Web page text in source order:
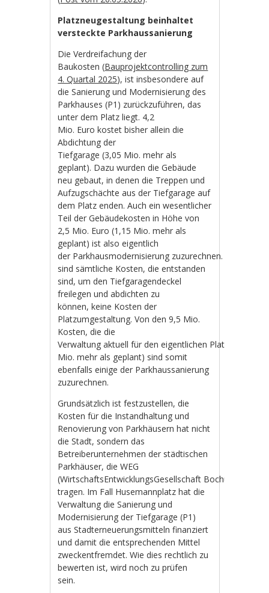
Platzneugestaltung beinhaltet
versteckte Parkhaussanierung
Die Verdreifachung der
Baukosten (Bauprojektcontrolling zum
4. Quartal 2025), ist insbesondere auf
die Sanierung und Modernisierung des
Parkhauses (P1) zurückzuführen, das
unter dem Platz liegt. 4,2
Mio. Euro kostet bisher allein die
Abdichtung der
Tiefgarage (3,05 Mio. mehr als
geplant). Dazu wurden die Gebäude
neu gebaut, in denen die Treppen und
Aufzugschächte aus der Tiefgarage auf
dem Platz enden. Auch ein wesentlicher
Teil der Gebäudekosten in Höhe von
2,5 Mio. Euro (1,15 Mio. mehr als
geplant) ist also eigentlich
der Parkhausmodernisierung zuzurechnen. Ebenso
sind sämtliche Kosten, die entstanden
sind, um den Tiefgaragendeckel
freilegen und abdichten zu
können, keine Kosten der
Platzumgestaltung. Von den 9,5 Mio.
Kosten, die die
Verwaltung aktuell für den eigentlichen Platzumbau
Mio. mehr als geplant) sind somit
ebenfalls einige der Parkhaussanierung
zuzurechnen.
Grundsätzlich ist festzustellen, die
Kosten für die Instandhaltung und
Renovierung von Parkhäusern hat nicht
die Stadt, sondern das
Betreiberunternehmen der städtischen
Parkhäuser, die WEG
(WirtschaftsEntwicklungsGesellschaft Bochum) zu
tragen. Im Fall Husemannplatz hat die
Verwaltung die Sanierung und
Modernisierung der Tiefgarage (P1)
aus Stadterneuerungsmitteln finanziert
und damit die entsprechenden Mittel
zweckentfremdet. Wie dies rechtlich zu
bewerten ist, wird noch zu prüfen
sein.